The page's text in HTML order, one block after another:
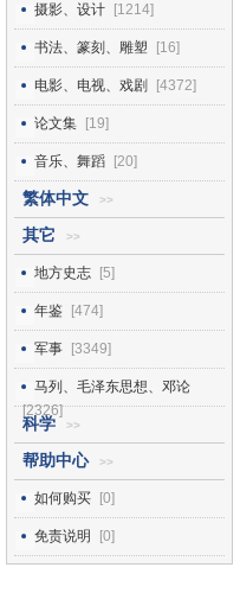
摄影、设计 [1214]
书法、篆刻、雕塑 [16]
电影、电视、戏剧 [4372]
论文集 [19]
音乐、舞蹈 [20]
繁体中文 >>
其它 >>
地方史志 [5]
年鉴 [474]
军事 [3349]
马列、毛泽东思想、邓论
[2326]
科学 >>
帮助中心 >>
如何购买 [0]
免责说明 [0]